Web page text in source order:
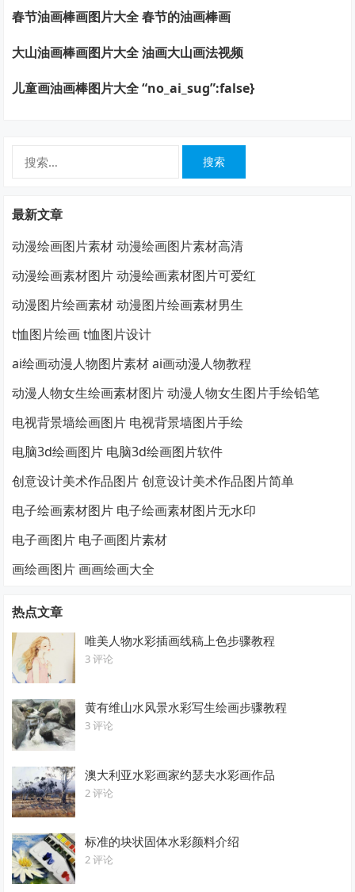
春节油画棒画图片大全 春节的油画棒画
大山油画棒画图片大全 油画大山画法视频
儿童画油画棒图片大全 “no_ai_sug”:false}
最新文章
动漫绘画图片素材 动漫绘画图片素材高清
动漫绘画素材图片 动漫绘画素材图片可爱红
动漫图片绘画素材 动漫图片绘画素材男生
t恤图片绘画 t恤图片设计
ai绘画动漫人物图片素材 ai画动漫人物教程
动漫人物女生绘画素材图片 动漫人物女生图片手绘铅笔
电视背景墙绘画图片 电视背景墙图片手绘
电脑3d绘画图片 电脑3d绘画图片软件
创意设计美术作品图片 创意设计美术作品图片简单
电子绘画素材图片 电子绘画素材图片无水印
电子画图片 电子画图片素材
画绘画图片 画画绘画大全
热点文章
唯美人物水彩插画线稿上色步骤教程
3 评论
黄有维山水风景水彩写生绘画步骤教程
3 评论
澳大利亚水彩画家约瑟夫水彩画作品
2 评论
标准的块状固体水彩颜料介绍
2 评论